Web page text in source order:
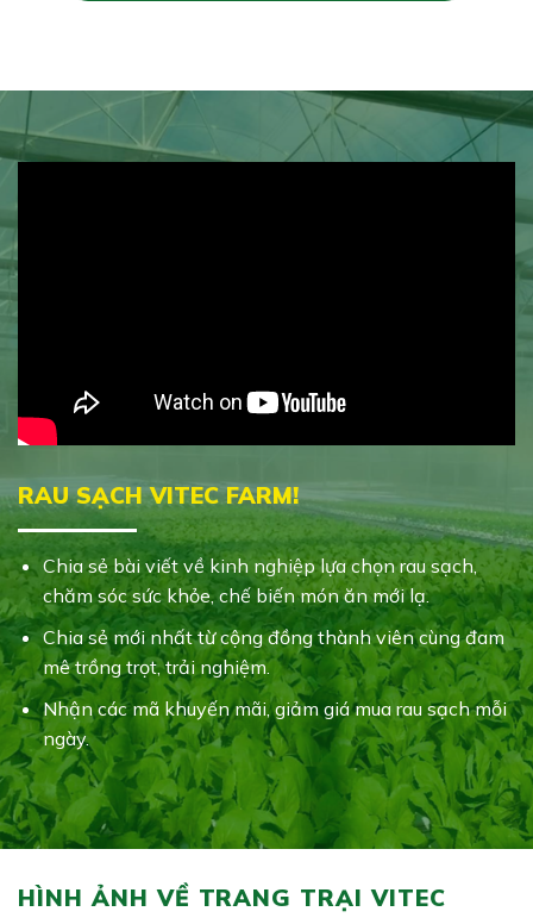
RAU SẠCH VITEC FARM!
Chia sẻ bài viết về kinh nghiệp lựa chọn rau sạch,
chăm sóc sức khỏe, chế biến món ăn mới lạ.
Chia sẻ mới nhất từ cộng đồng thành viên cùng đam
mê trồng trọt, trải nghiệm.
Nhận các mã khuyến mãi, giảm giá mua rau sạch mỗi
ngày.
HÌNH ẢNH VỀ TRANG TRẠI VITEC